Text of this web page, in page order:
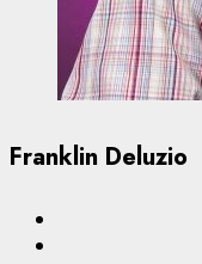
Franklin Deluzio